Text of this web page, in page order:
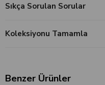
Sıkça Sorulan Sorular
Koleksiyonu Tamamla
Benzer Ürünler